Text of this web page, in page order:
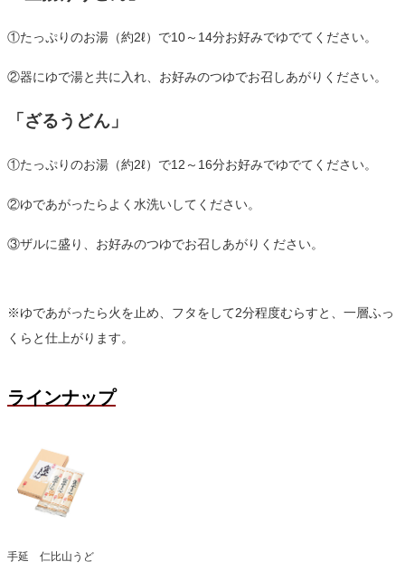
①たっぷりのお湯（約2ℓ）で10～14分お好みでゆでてください。
②器にゆで湯と共に入れ、お好みのつゆでお召しあがりください。
「ざるうどん」
①たっぷりのお湯（約2ℓ）で12～16分お好みでゆでてください。
②ゆであがったらよく水洗いしてください。
③ザルに盛り、お好みのつゆでお召しあがりください。
※ゆであがったら火を止め、フタをして2分程度むらすと、一層ふっ
くらと仕上がります。
ラインナップ
手延 仁比山うど